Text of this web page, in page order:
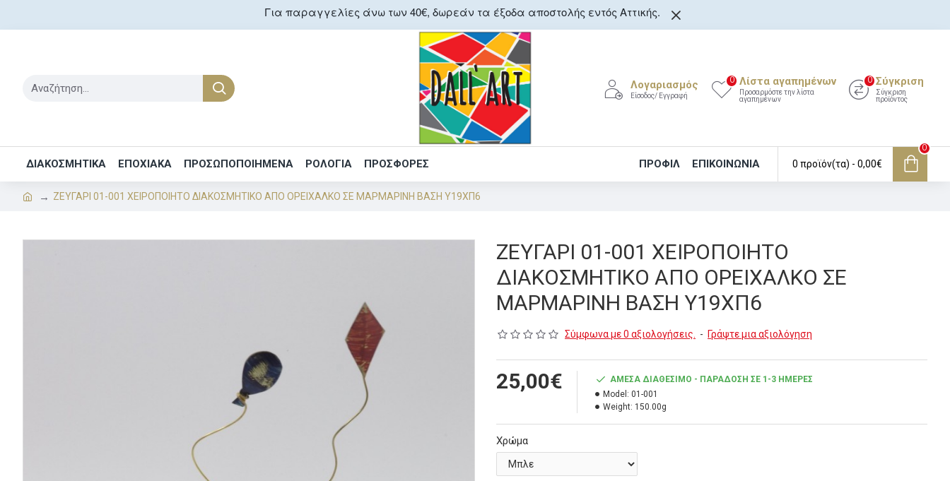
Για παραγγελίες άνω των 40€, δωρεάν τα έξοδα αποστολής εντός Αττικής.
Λογαριασμός
Είσοδος/ Εγγραφή
Λίστα αγαπημένων
Προσαρμόστε την λίστα
αγαπημένων
0 Σύγκριση
Σύγκριση
προϊόντος
0
ΔΙΑΚΟΣΜΗΤΙΚΑ ΕΠΟΧΙΑΚΑ ΠΡΟΣΩΠΟΠΟΙΗΜΕΝΑ ΡΟΛΟΓΙΑ ΠΡΟΣΦΟΡΕΣ ΠΡΟΦΙΛ ΕΠΙΚΟΙΝΩΝΊΑ 0 προϊόν(τα) - 0,00€
0
ΖΕΥΓΑΡΙ 01-001 ΧΕΙΡΟΠΟΙΗΤΟ ΔΙΑΚΟΣΜΗΤΙΚΟ ΑΠΟ ΟΡΕΙΧΑΛΚΟ ΣΕ ΜΑΡΜΑΡΙΝΗ ΒΑΣΗ Υ19ΧΠ6
ΖΕΥΓΑΡΙ 01-001 ΧΕΙΡΟΠΟΙΗΤΟ
ΔΙΑΚΟΣΜΗΤΙΚΟ ΑΠΟ ΟΡΕΙΧΑΛΚΟ ΣΕ
ΜΑΡΜΑΡΙΝΗ ΒΑΣΗ Υ19ΧΠ6
Σύμφωνα με 0 αξιολογήσεις. - Γράψτε μια αξιολόγηση
25,00€
ΆΜΕΣΑ ΔΙΑΘΈΣΙΜΟ - ΠΑΡΆΔΟΣΗ ΣΕ 1-3 ΗΜΈΡΕΣ
Model: 01-001
Weight: 150.00g
Χρώμα